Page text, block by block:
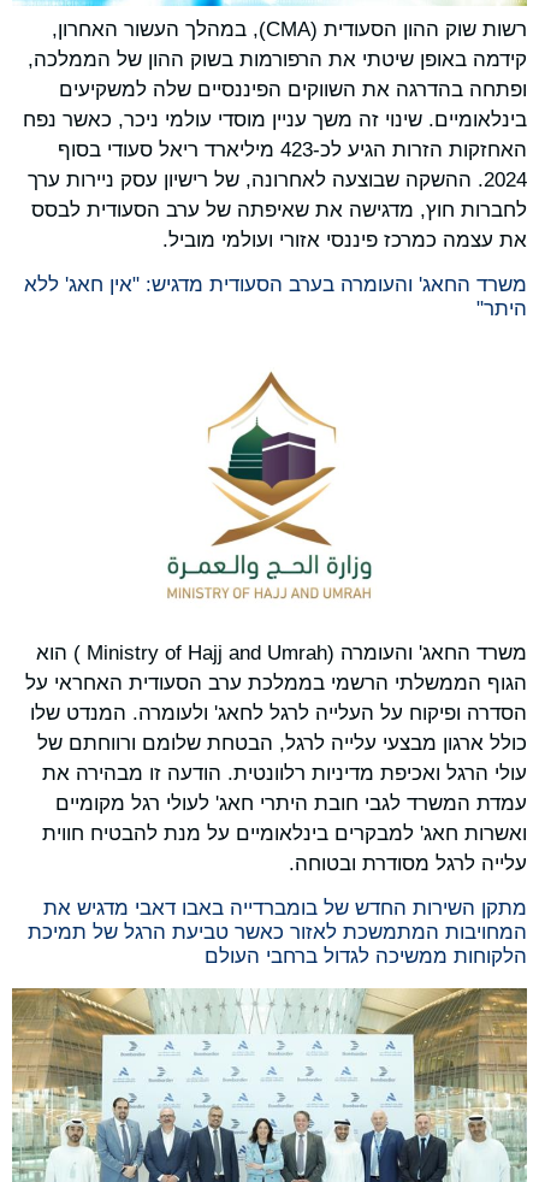
רשות שוק ההון הסעודית (CMA), במהלך העשור האחרון,
קידמה באופן שיטתי את הרפורמות בשוק ההון של הממלכה,
ופתחה בהדרגה את השווקים הפיננסיים שלה למשקיעים
בינלאומיים. שינוי זה משך עניין מוסדי עולמי ניכר, כאשר נפח
האחזקות הזרות הגיע לכ-423 מיליארד ריאל סעודי בסוף
2024. ההשקה שבוצעה לאחרונה, של רישיון עסק ניירות ערך
לחברות חוץ, מדגישה את שאיפתה של ערב הסעודית לבסס
את עצמה כמרכז פיננסי אזורי ועולמי מוביל.
משרד החאג' והעומרה בערב הסעודית מדגיש: "אין חאג' ללא
היתר"
משרד החאג' והעומרה (Ministry of Hajj and Umrah ) הוא
הגוף הממשלתי הרשמי בממלכת ערב הסעודית האחראי על
הסדרה ופיקוח על העלייה לרגל לחאג' ולעומרה. המנדט שלו
כולל ארגון מבצעי עלייה לרגל, הבטחת שלומם ורווחתם של
עולי הרגל ואכיפת מדיניות רלוונטית. הודעה זו מבהירה את
עמדת המשרד לגבי חובת היתרי חאג' לעולי רגל מקומיים
ואשרות חאג' למבקרים בינלאומיים על מנת להבטיח חווית
עלייה לרגל מסודרת ובטוחה.
מתקן השירות החדש של בומברדייה באבו דאבי מדגיש את
המחויבות המתמשכת לאזור כאשר טביעת הרגל של תמיכת
הלקוחות ממשיכה לגדול ברחבי העולם